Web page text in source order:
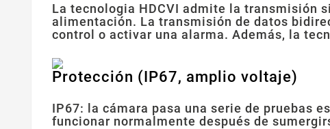
La tecnologia HDCVI admite la transmisión
alimentación. La transmisión de datos
control o activar una alarma. Además, la
Protección (IP67, amplio voltaje)
IP67: la cámara pasa una serie de pruebas
funcionar normalmente después de